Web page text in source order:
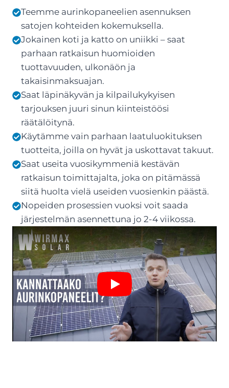
Teemme aurinkopaneelien asennuksen
satojen kohteiden kokemuksella.
Jokainen koti ja katto on uniikki – saat
parhaan ratkaisun huomioiden
tuottavuuden, ulkonäön ja
takaisinmaksuajan.
Saat läpinäkyvän ja kilpailukykyisen
tarjouksen juuri sinun kiinteistöösi
räätälöitynä.
Käytämme vain parhaan laatuluokituksen
tuotteita, joilla on hyvät ja uskottavat takuut.
Saat useita vuosikymmeniä kestävän
ratkaisun toimittajalta, joka on pitämässä
siitä huolta vielä useiden vuosienkin päästä.
Nopeiden prosessien vuoksi voit saada
järjestelmän asennettuna jo 2-4 viikossa.
Play